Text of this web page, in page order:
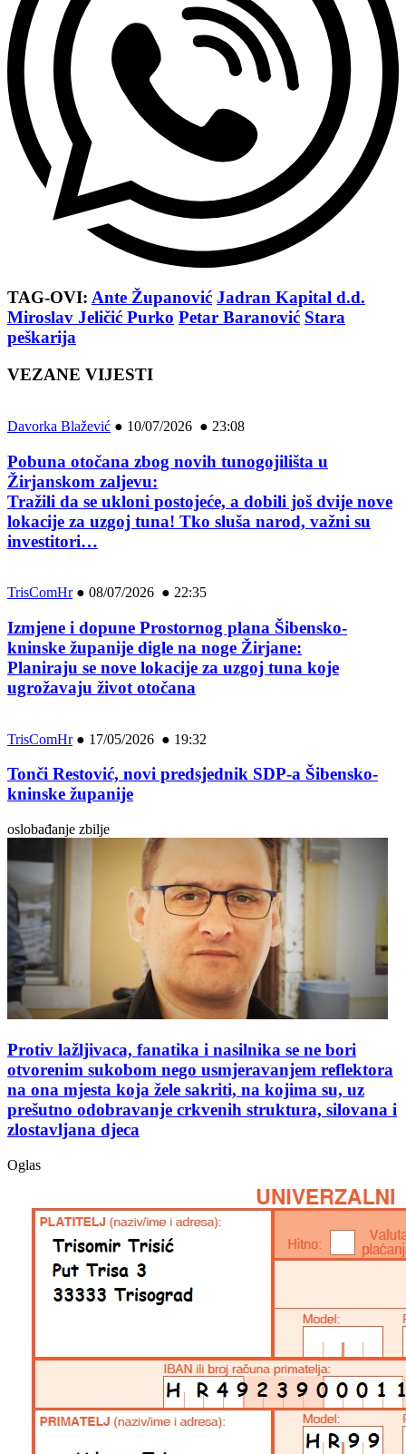
TAG-OVI: Ante Županović Jadran Kapital d.d.
Miroslav Jeličić Purko Petar Baranović Stara
peškarija
VEZANE VIJESTI
Davorka Blažević ● 10/07/2026 ● 23:08
Pobuna otočana zbog novih tunogojilišta u
Žirjanskom zaljevu:
Tražili da se ukloni postojeće, a dobili još dvije nove
lokacije za uzgoj tuna! Tko sluša narod, važni su
investitori…
TrisComHr● 08/07/2026 ● 22:35
Izmjene i dopune Prostornog plana Šibensko-
kninske županije digle na noge Žirjane:
Planiraju se nove lokacije za uzgoj tuna koje
ugrožavaju život otočana
TrisComHr● 17/05/2026 ● 19:32
Tonči Restović, novi predsjednik SDP-a Šibensko-
kninske županije
oslobađanje zbilje
Protiv lažljivaca, fanatika i nasilnika se ne bori
otvorenim sukobom nego usmjeravanjem reflektora
na ona mjesta koja žele sakriti, na kojima su, uz
prešutno odobravanje crkvenih struktura, silovana i
zlostavljana djeca
Oglas